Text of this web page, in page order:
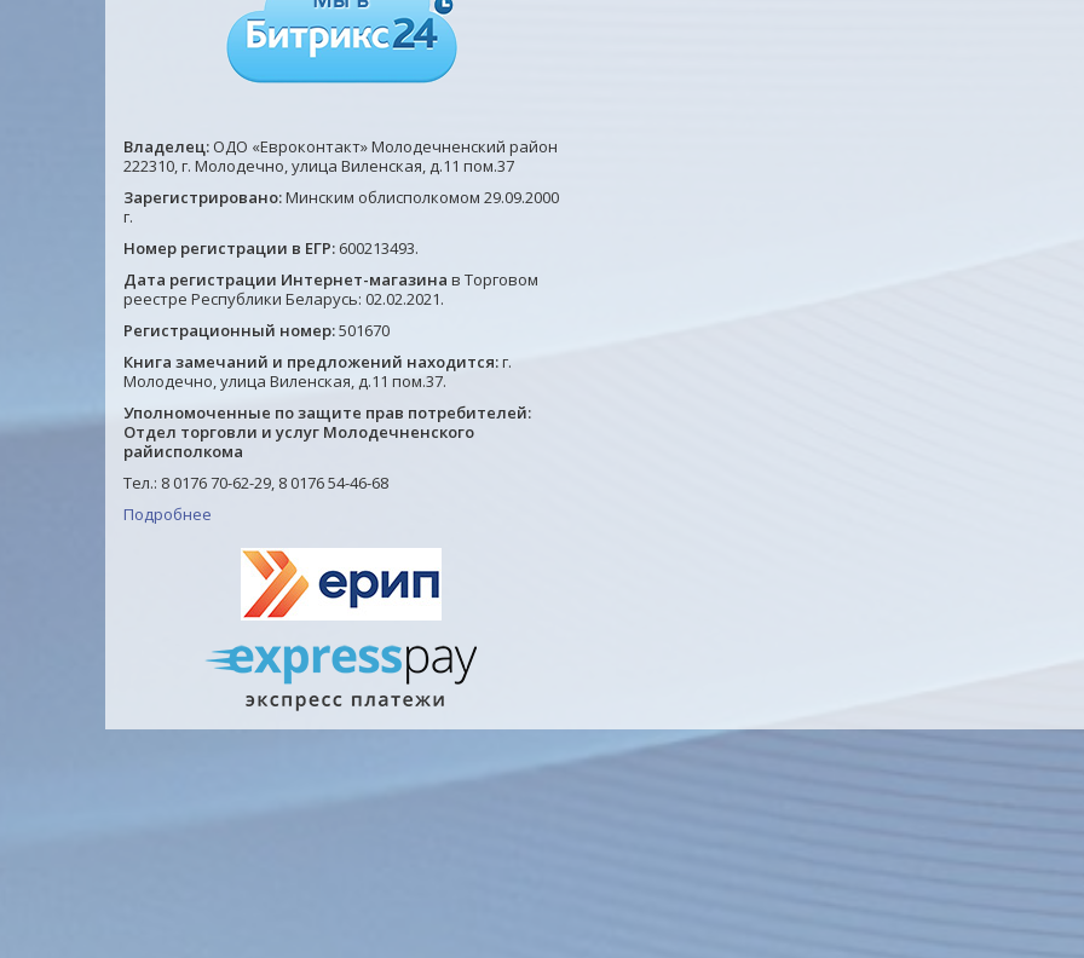
Владелец: ОДО «Евроконтакт» Молодечненский район
222310, г. Молодечно, улица Виленская, д.11 пом.37
Зарегистрировано:Минским облисполкомом 29.09.2000
г.
Номер регистрации в ЕГР: 600213493.
Дата регистрации Интернет-магазина в Торговом
реестре Республики Беларусь: 02.02.2021.
Регистрационный номер:501670
Книга замечаний и предложений находится:г.
Молодечно, улица Виленская, д.11 пом.37.
Уполномоченные по защите прав потребителей:
Отдел торговли и услуг Молодечненского
райисполкома
Тел.: 8 0176 70-62-29, 8 0176 54-46-68
Подробнее